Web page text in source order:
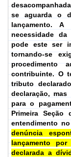
se aguarda o
lançamento.
necessidade
pode este ser
tornando-se
procedimento
contribuinte. O
tributo
declaração,
para o
Primeira
entendimento
denúncia
lançamento
declarada a